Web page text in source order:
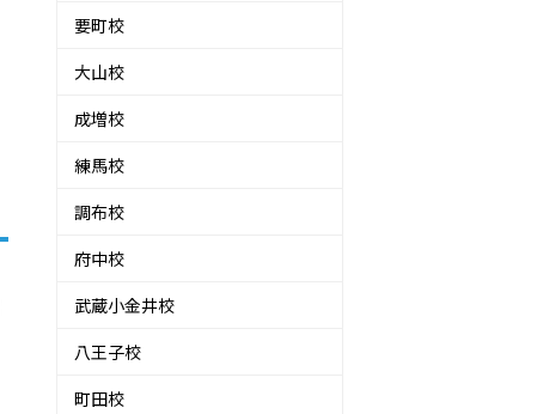
要町校
大山校
成増校
練馬校
調布校
府中校
武蔵小金井校
八王子校
町田校